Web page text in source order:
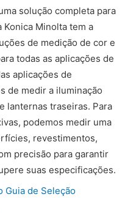
solução completa para
Minolta tem a
de medição de cor e
todas as aplicações de
aplicações de
de medir a iluminação
lanternas traseiras. Para
podemos medir uma
revestimentos,
precisão para garantir
suas especificações.
Guia de Seleção